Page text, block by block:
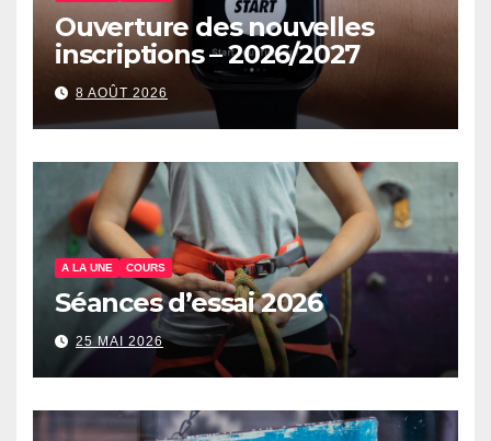
Ouverture des nouvelles
inscriptions – 2026/2027
8 AOÛT 2026
A LA UNE COURS
Séances d’essai 2026
25 MAI 2026